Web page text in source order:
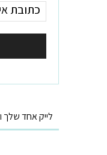
לייק אחד שלך